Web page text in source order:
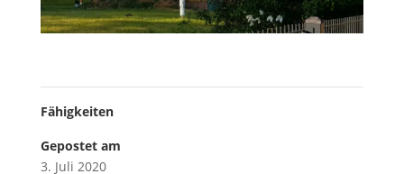
Fähigkeiten
Gepostet am
3. Juli 2020